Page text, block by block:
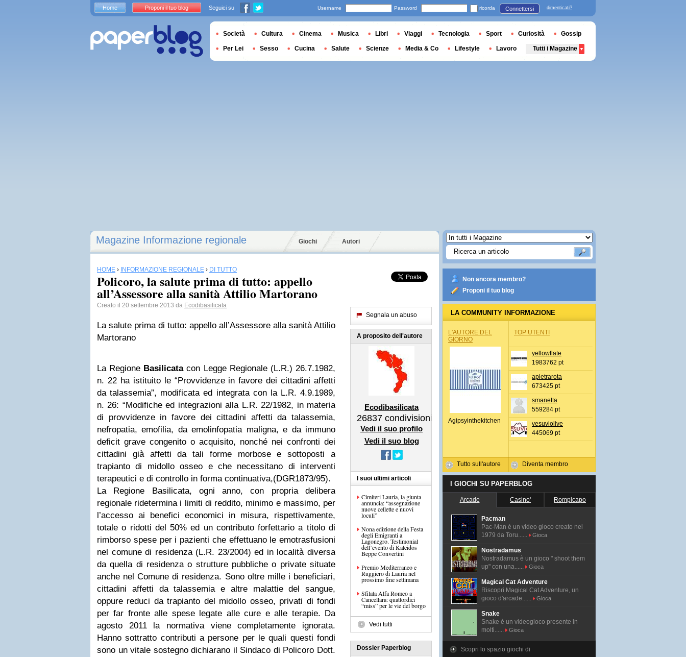
Magazine Informazione regionale Giochi Autori
HOME › INFORMAZIONE REGIONALE › DI TUTTO
Policoro, la salute prima di tutto: appello
all’Assessore alla sanità Attilio Martorano
Creato il 20 settembre 2013 da Ecodibasilicata
La salute prima di tutto: appello all’Assessore alla sanità Attilio
Martorano
La Regione Basilicatacon Legge Regionale (L.R.) 26.7.1982,
n. 22 ha istituito le “Provvidenze in favore dei cittadini affetti
da talassemia”, modificata ed integrata con la L.R. 4.9.1989,
n. 26: “Modifiche ed integrazioni alla L.R. 22/1982, in materia
di provvidenze in favore dei cittadini affetti da talassemia,
nefropatia, emofilia, da emolinfopatia maligna, e da immuno
deficit grave congenito o acquisito, nonché nei confronti dei
cittadini già affetti da tali forme morbose e sottoposti a
trapianto di midollo osseo e che necessitano di interventi
terapeutici e di controllo in forma continuativa,(DGR1873/95).
La Regione Basilicata, ogni anno, con propria delibera
regionale ridetermina i limiti di reddito, minimo e massimo, per
l’accesso ai benefici economici in misura, rispettivamente,
totale o ridotti del 50% ed un contributo forfettario a titolo di
rimborso spese per i pazienti che effettuano le emotrasfusioni
nel comune di residenza (L.R. 23/2004) ed in località diversa
da quella di residenza o strutture pubbliche o private situate
anche nel Comune di residenza. Sono oltre mille i beneficiari,
cittadini affetti da talassemia e altre malattie del sangue,
oppure reduci da trapianto del midollo osseo, privati di fondi
per far fronte alle spese legate alle cure e alle terapie. Da
agosto 2011 la normativa viene completamente ignorata.
Hanno sottratto contributi a persone per le quali questi fondi
sono un vitale sostegno dichiarano il Sindaco di Policoro Dott.
Segnala un abuso
A proposito dell'autore
Ecodibasilicata
26837 condivisioni
Vedi il suo profilo
Vedi il suo blog
I suoi ultimi articoli
Cimiteri Lauria, la giunta
annuncia: “assegnazione
nuove cellette e nuovi
loculi”
Nona edizione della Festa
degli Emigranti a
Lagonegro. Testimonial
dell’evento di Kaleidos
Beppe Convertini
Premio Mediterraneo e
Ruggiero di Lauria nel
prossimo fine settimana
Sfilata Alfa Romeo a
Cancellara: quattordici
“miss” per le vie del borgo
Vedi tutti
Dossier Paperblog
Non ancora membro?
Proponi il tuo blog
LA COMMUNITY INFORMAZIONE
REGIONALE
L'AUTORE DEL
GIORNO
Agipsyinthekitchen
Tutto sull'autore
TOP UTENTI
yellowflate
1983762 pt
apietrarota
673425 pt
smanetta
559284 pt
vesuviolive
445069 pt
Diventa membro
I GIOCHI SU PAPERBLOG
Arcade Casino' Rompicapo
Pacman
Pac-Man é un video gioco creato nel
1979 da Toru......
Gioca
Nostradamus
Nostradamus è un gioco " shoot them
up" con una......
Gioca
Magical Cat Adventure
Riscopri Magical Cat Adventure, un
gioco d'arcade......
Gioca
Snake
Snake è un videogioco presente in
molti......
Gioca
Scopri lo spazio giochi di
Home Proponi il tuo blog Seguici su Username Password ricorda Connettersi dimenticati?
Società Cultura Cinema Musica Libri Viaggi Tecnologia Sport Curiosità Gossip
Per Lei Sesso Cucina Salute Scienze Media & Co Lifestyle Lavoro Tutti i Magazine